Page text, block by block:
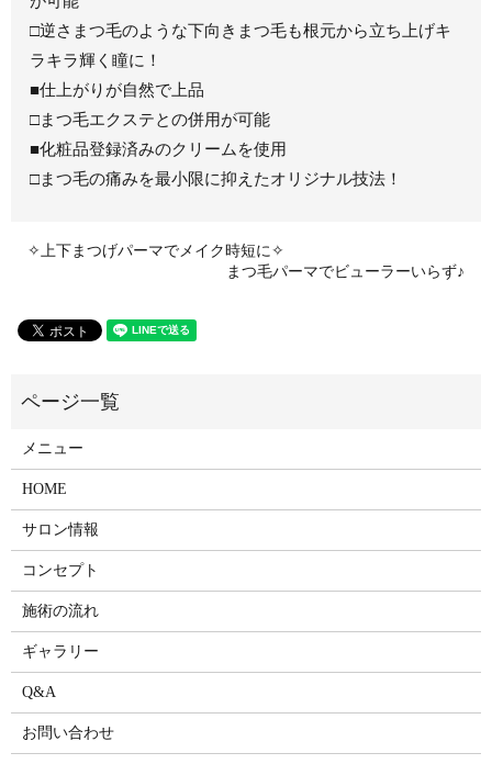
□逆さまつ毛のような下向きまつ毛も根元から立ち上げキ
ラキラ輝く瞳に！
■仕上がりが自然で上品
□まつ毛エクステとの併用が可能
■化粧品登録済みのクリームを使用
□まつ毛の痛みを最小限に抑えたオリジナル技法！
✧上下まつげパーマでメイク時短に✧
まつ毛パーマでビューラーいらず♪
メニュー
HOME
サロン情報
コンセプト
施術の流れ
ギャラリー
Q&A
お問い合わせ